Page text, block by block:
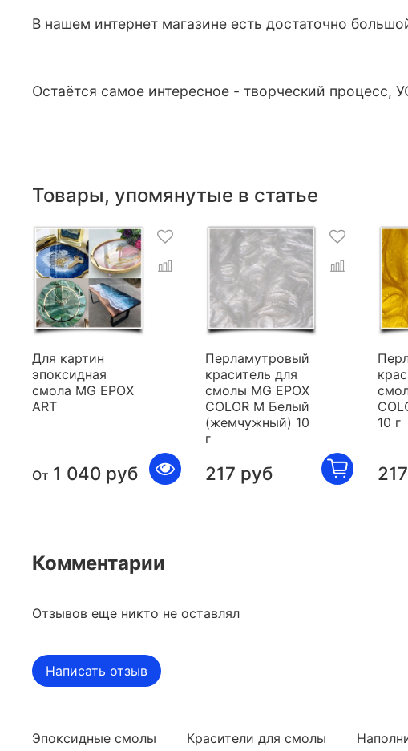
В нашем интернет магазине есть достаточно
Остаётся самое интересное - творческий процесс,
Товары, упомянутые в статье
Для картин
эпоксидная
смола MG EPOX
ART
От 1 040 руб
Перламутровый
краситель для
смолы MG EPOX
COLOR M Белый
(жемчужный) 10
г
217 руб
10 г
Комментарии
Отзывов еще никто не оставлял
Написать отзыв
Эпоксидные смолы Красители для смолы